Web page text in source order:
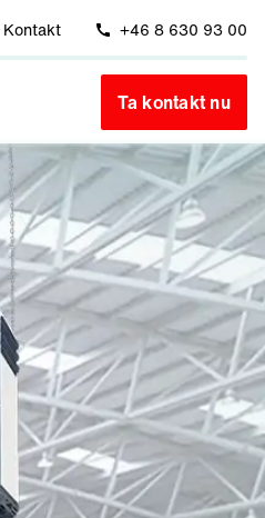
Kontakt +46 8 630 93 00
Ta kontakt nu